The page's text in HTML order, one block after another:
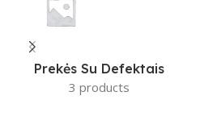
Prekės Su Defektais
3 products